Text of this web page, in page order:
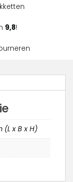
9,8!
(L x B x H)